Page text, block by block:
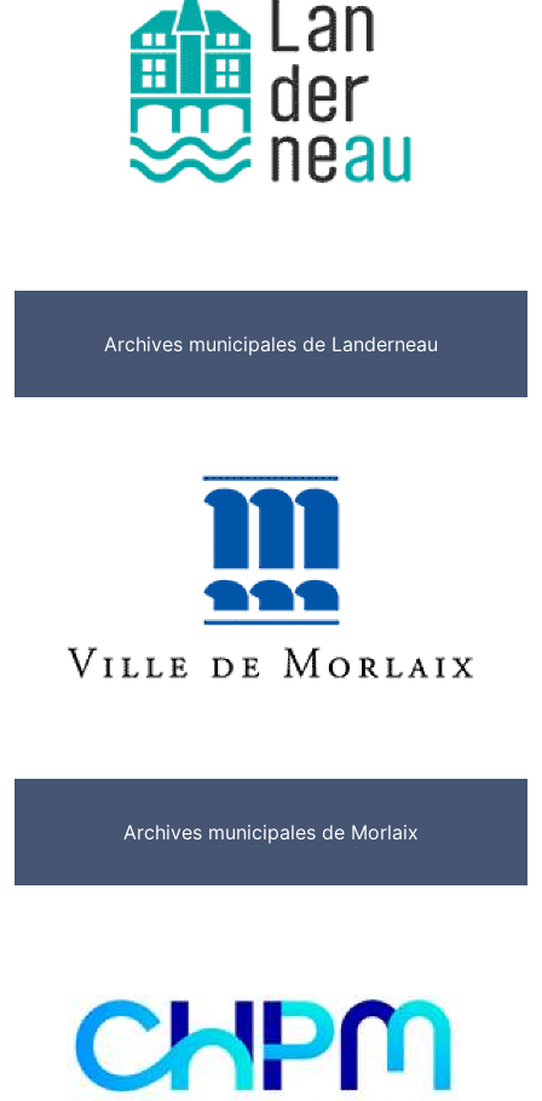
Archives municipales de Landerneau
Archives municipales de Morlaix